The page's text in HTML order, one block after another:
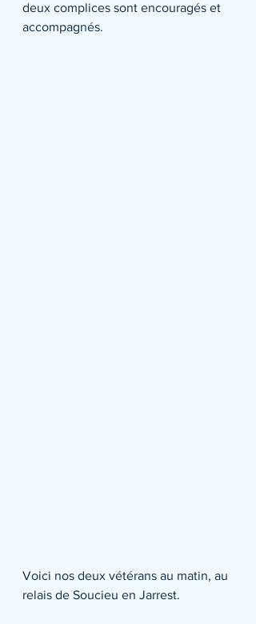
deux complices sont encouragés et
accompagnés.
Voici nos deux vétérans au matin, au
relais de Soucieu en Jarrest.